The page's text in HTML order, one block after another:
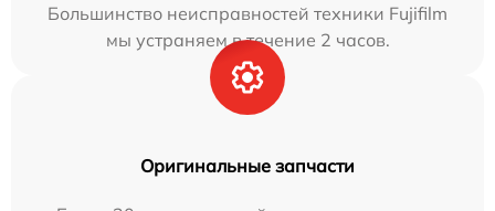
Большинство неисправностей техники Fujifilm
мы устраняем в течение 2 часов.
Оригинальные запчасти